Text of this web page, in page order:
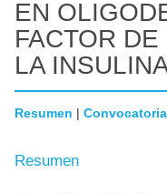
EN
FACTOR
LA
Resumen | Convocatoria
Resumen